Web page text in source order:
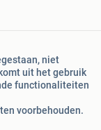
niet
uit het gebruik
functionaliteiten
voorbehouden.